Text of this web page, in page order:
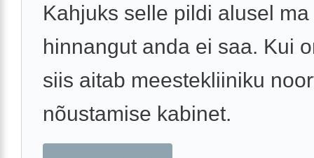
Kahjuks selle pildi alusel
hinnangut anda ei saa. Kui
siis aitab meestekliiniku
nõustamise kabinet.